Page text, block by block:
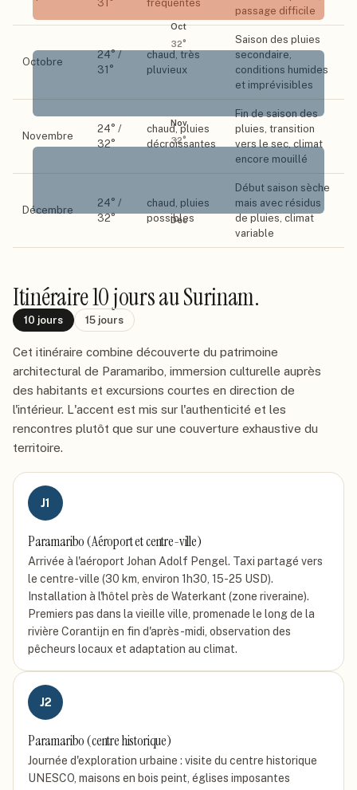
Oct
32°
Nov
32°
Déc
31 ° fréquentes
passage difficile
Octobre
24° /
31 °
chaud, très
pluvieux
Saison des pluies
secondaire,
conditions humides
et imprévisibles
Novembre
24° /
32°
chaud, pluies
décroissantes
Fin de saison des
pluies, transition
vers le sec, climat
encore mouillé
Décembre
24° /
32°
chaud, pluies
possibles
Début saison sèche
mais avec résidus
de pluies, climat
variable
Itinéraire10 joursau Surinam.
10 jours 15 jours
Cet itinéraire combine découverte du patrimoine
architectural de Paramaribo, immersion culturelle auprès
des habitants et excursions courtes en direction de
l'intérieur. L'accent est mis sur l'authenticité et les
rencontres plutôt que sur une couverture exhaustive du
territoire.
J1
Paramaribo (Aéroport et centre-ville)
Arrivée à l'aéroport Johan Adolf Pengel. Taxi partagé vers
le centre-ville (30 km, environ 1h30, 15-25 USD).
Installation à l'hôtel près de Waterkant (zone riveraine).
Premiers pas dans la vieille ville, promenade le long de la
rivière Corantijn en fin d'après-midi, observation des
pêcheurs locaux et adaptation au climat.
J2
Paramaribo (centre historique)
Journée d'exploration urbaine : visite du centre historique
UNESCO, maisons en bois peint, églises imposantes